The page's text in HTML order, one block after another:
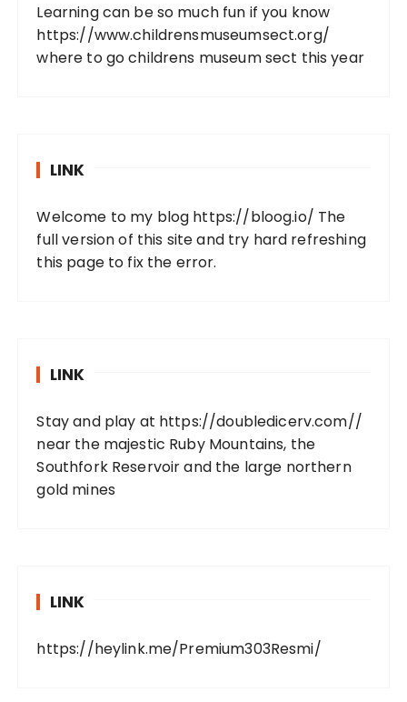
Learning can be so much fun if you know
https://www.childrensmuseumsect.org/
where to go childrens museum sect this year
LINK
Welcome to my blog https://bloog.io/ The
full version of this site and try hard refreshing
this page to fix the error.
LINK
Stay and play at https://doubledicerv.com//
near the majestic Ruby Mountains, the
Southfork Reservoir and the large northern
gold mines
LINK
https://heylink.me/Premium303Resmi/